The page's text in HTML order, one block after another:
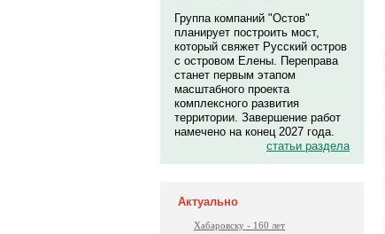
Группа компаний "Остов"
планирует построить мост,
который свяжет Русский остров
с островом Елены. Переправа
станет первым этапом
масштабного проекта
комплексного развития
территории. Завершение работ
намечено на конец 2027 года.
статьи раздела
Актуально
Хабаровску - 160 лет